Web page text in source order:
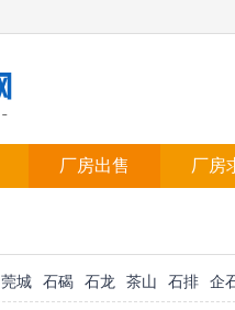
厂房出售 厂房
莞城 石碣 石龙 茶山 石排 企